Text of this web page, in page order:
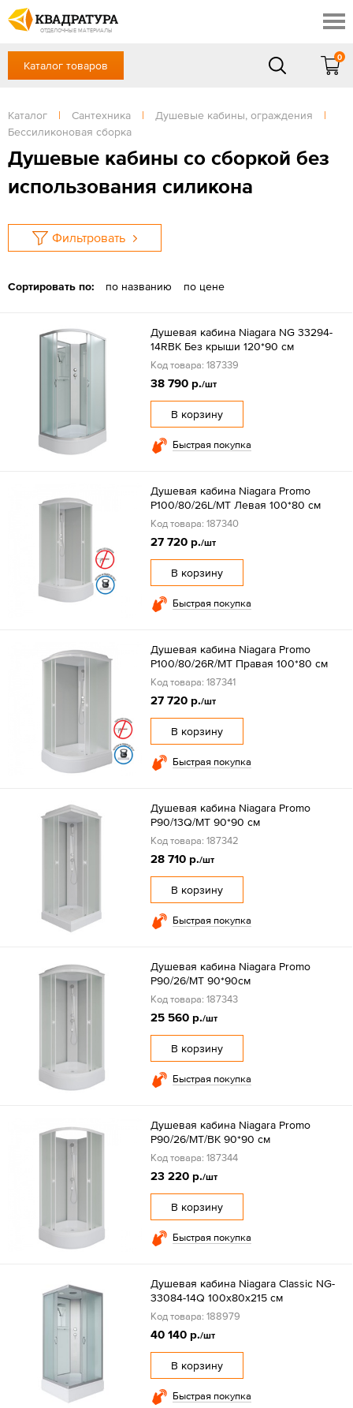
ОТДЕЛОЧНЫЕ МАТЕРИАЛЫ
Профи
Доставка и оплата
Готовые решения
Акции
Отзывы
+7 (391) 222-30-37
Сб, Вс — выходной
ЗАКАЗАТЬ ЗВОНОК
Вход / Регистрация
Каталог товаров
0
Каталог | Сантехника | Душевые кабины, ограждения
|
Бессиликоновая сборка
Душевые кабины со сборкой без
использования силикона
Фильтровать
Сортировать по: по названию по цене
Душевая кабина Niagara NG 33294-
14RBK Без крыши 120*90 см
Код товара: 187339
38 790 р./шт
В корзину
Быстрая покупка
Душевая кабина Niagara Promo
P100/80/26L/MT Левая 100*80 см
Код товара: 187340
27 720 р./шт
В корзину
Быстрая покупка
Душевая кабина Niagara Promo
P100/80/26R/MT Правая 100*80 см
Код товара: 187341
27 720 р./шт
В корзину
Быстрая покупка
Душевая кабина Niagara Promo
P90/13Q/MT 90*90 см
Код товара: 187342
28 710 р./шт
В корзину
Быстрая покупка
Душевая кабина Niagara Promo
P90/26/MT 90*90см
Код товара: 187343
25 560 р./шт
В корзину
Быстрая покупка
Душевая кабина Niagara Promo
P90/26/MT/BK 90*90 см
Код товара: 187344
23 220 р./шт
В корзину
Быстрая покупка
Душевая кабина Niagara Classic NG-
33084-14Q 100х80х215 см
Код товара: 188979
40 140 р./шт
В корзину
Быстрая покупка